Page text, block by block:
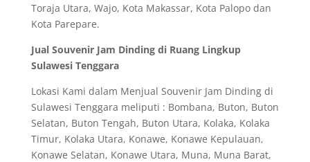
Toraja Utara, Wajo, Kota Makassar, Kota Palopo dan
Kota Parepare.
Jual Souvenir Jam Dinding di Ruang Lingkup
Sulawesi Tenggara
Lokasi Kami dalam Menjual Souvenir Jam Dinding di
Sulawesi Tenggara meliputi : Bombana, Buton, Buton
Selatan, Buton Tengah, Buton Utara, Kolaka, Kolaka
Timur, Kolaka Utara, Konawe, Konawe Kepulauan,
Konawe Selatan, Konawe Utara, Muna, Muna Barat,